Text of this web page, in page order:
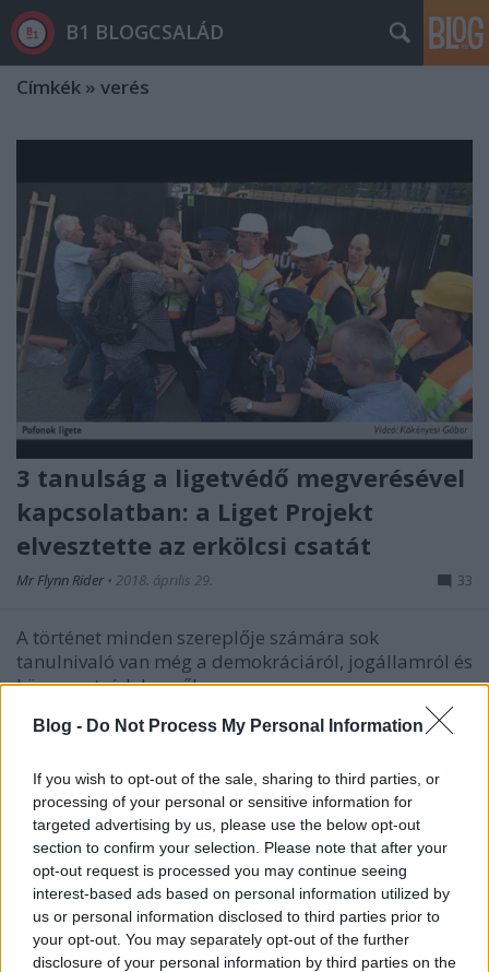
Blog - Do Not Process My Personal Information
If you wish to opt-out of the sale, sharing to third parties, or
processing of your personal or sensitive information for
targeted advertising by us, please use the below opt-out
section to confirm your selection. Please note that after your
opt-out request is processed you may continue seeing
interest-based ads based on personal information utilized by
us or personal information disclosed to third parties prior to
your opt-out. You may separately opt-out of the further
disclosure of your personal information by third parties on the
B1 BLOGCSALÁD
Címkék » verés
3 tanulság a ligetvédő megverésével
kapcsolatban: a Liget Projekt
elvesztette az erkölcsi csatát
Mr Flynn Rider • 2018. április 29. 33
A történet minden szereplője számára sok
tanulnivaló van még a demokráciáról, jogállamról és
környezetvédelemről.